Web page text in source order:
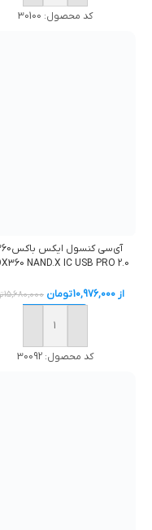
کد محصول: 30100
NAND.X IC USB PRO 2.0
از 10,976,000تومان 15,680,000
خرید
کد محصول:30092